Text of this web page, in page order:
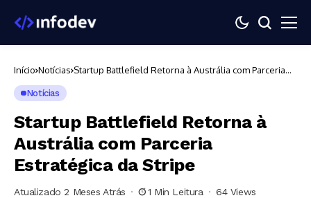
Início Notícias Startup Battlefield Retorna à Austrália com Parceria
Notícias
Startup Battlefield Retorna à
Austrália com Parceria
Estratégica da Stripe
Atualizado 2 Meses Atrás 1 Min Leitura 64 Views